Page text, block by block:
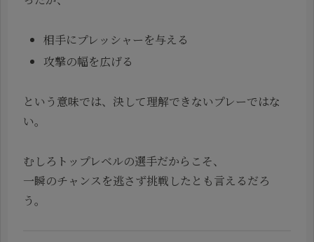
相手にプレッシャーを与える
攻撃の幅を広げる
という意味では、決して理解できないプレーではな
い。
むしろトップレベルの選手だからこそ、
一瞬のチャンスを逃さず挑戦したとも言えるだろ
う。